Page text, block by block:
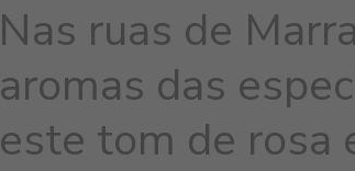
Nas ruas de
aromas das
este tom de rosa